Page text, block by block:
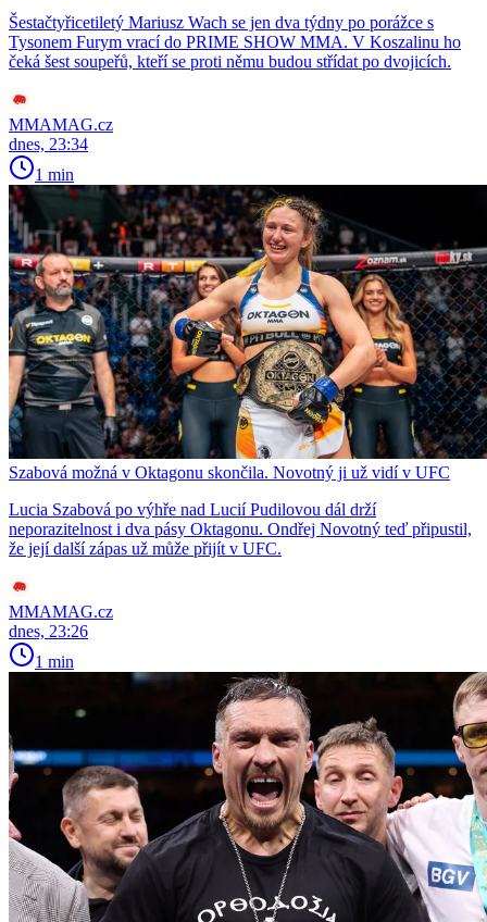
Šestačtyřicetiletý Mariusz Wach se jen dva týdny po porážce s
Tysonem Furym vrací do PRIME SHOW MMA. V Koszalinu ho
čeká šest soupeřů, kteří se proti němu budou střídat po dvojicích.
MMAMAG.cz
dnes, 23:34
1 min
Szabová možná v Oktagonu skončila. Novotný ji už vidí v UFC
Lucia Szabová po výhře nad Lucií Pudilovou dál drží
neporazitelnost i dva pásy Oktagonu. Ondřej Novotný teď připustil,
že její další zápas už může přijít v UFC.
MMAMAG.cz
dnes, 23:26
1 min